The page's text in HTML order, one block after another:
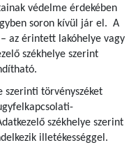
védelme érdekében
soron kívül jár el. A
az érintett lakóhelye vagy
székhelye szerint
szerinti törvényszéket
székhelye szerint
illetékességgel.